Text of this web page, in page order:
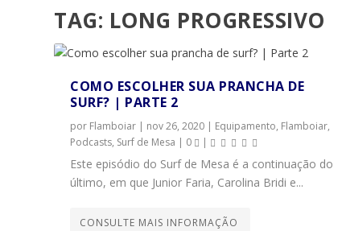
TAG: LONG PROGRESSIVO
COMO ESCOLHER SUA PRANCHA DE
SURF? | PARTE 2
por Flamboiar | nov 26, 2020 | Equipamento, Flamboiar,
Podcasts, Surf de Mesa | 0 |
Este episódio do Surf de Mesa é a continuação do
último, em que Junior Faria, Carolina Bridi e...
CONSULTE MAIS INFORMAÇÃO